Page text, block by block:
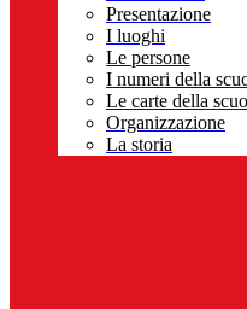
Presentazione
I luoghi
Le persone
I numeri della
Le carte della
Organizzazione
La storia